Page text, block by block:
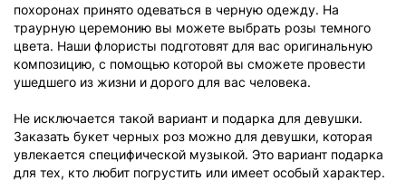
похоронах принято одеваться в черную одежду. На
траурную церемонию вы можете выбрать розы темного
цвета. Наши флористы подготовят для вас оригинальную
композицию, с помощью которой вы сможете провести
ушедшего из жизни и дорого для вас человека.
Не исключается такой вариант и подарка для девушки.
Заказать букет черных роз можно для девушки, которая
увлекается специфической музыкой. Это вариант подарка
для тех, кто любит погрустить или имеет особый характер.